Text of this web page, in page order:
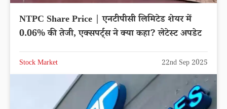
NTPC Share Price | एनटीपीसी लिमिटेड शेयर में
0.06% की तेजी, एक्सपर्ट्स ने क्या कहा? लेटेस्ट अपडेट
Stock Market 22nd Sep 2025